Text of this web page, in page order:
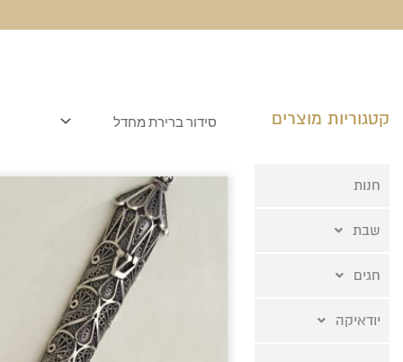
קטגוריות מוצרים
חנות
שבת
חגים
יודאיקה